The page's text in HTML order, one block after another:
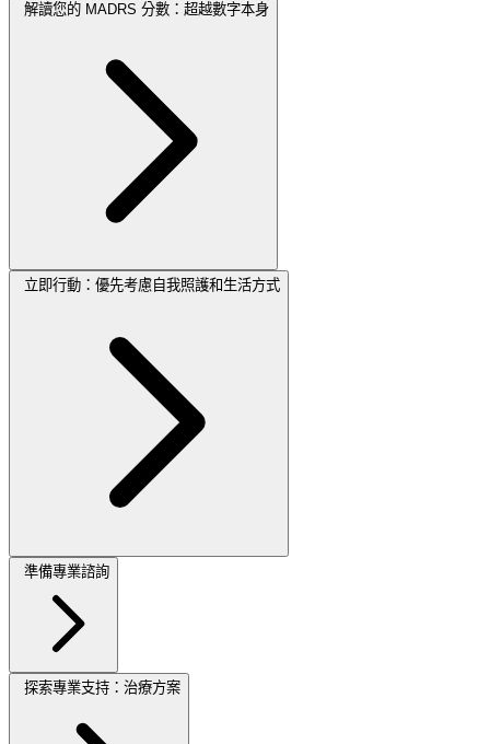
解讀您的 MADRS 分數：超越數字本身
立即行動：優先考慮自我照護和生活方式
準備專業諮詢
探索專業支持：治療方案